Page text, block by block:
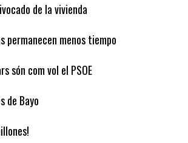
de la vivienda
permanecen menos tiempo
són com vol el PSOE
de Bayo